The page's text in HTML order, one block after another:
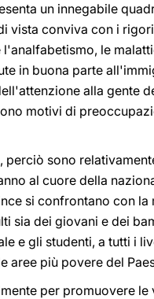
un innegabile
vista conviva con i
le
in buona parte
alla gente
motivi di
sono
al cuore della
si confrontano con
sia dei giovani e dei
e gli studenti, a tutti i
aree più povere del
per promuovere le